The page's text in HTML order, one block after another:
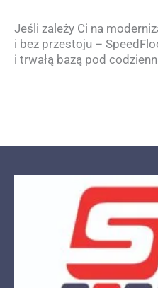
Jeśli zależy Ci na
i bez przestoju –
i trwałą bazą pod